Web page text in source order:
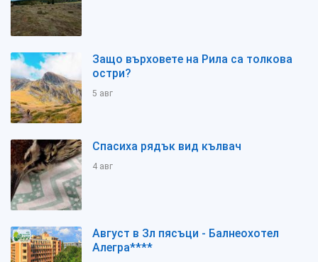
Защо върховете на Рила са толкова
остри?
5 авг
Спасиха рядък вид кълвач
4 авг
Август в Зл пясъци - Балнеохотел
Алегра****